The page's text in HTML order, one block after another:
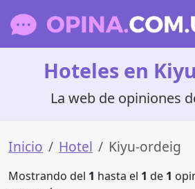
Hoteles en
La web de opiniones
Inicio Hotel Kiyu-ordeig
Mostrando del 1 hasta el 1 de 1